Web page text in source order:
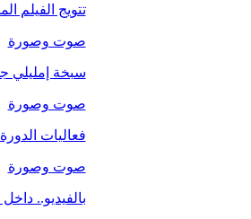
تتويج الفيلم
صوت وصورة
سبخة إمليلي
صوت وصورة
فعاليات الدورة 14 لمهرجان الداخلة الدولي
صوت وصورة
بالفيديو..